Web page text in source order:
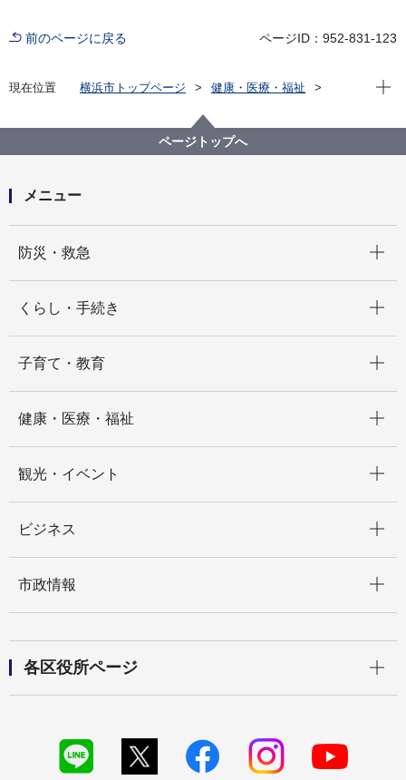
前のページに戻る ページID：952-831-123
現在位置 横浜市トップページ
健康・医療・福祉
現在
ページトップへ
メニュー
防災・救急
くらし・手続き
子育て・教育
健康・医療・福祉
観光・イベント
ビジネス
市政情報
各区役所ページ